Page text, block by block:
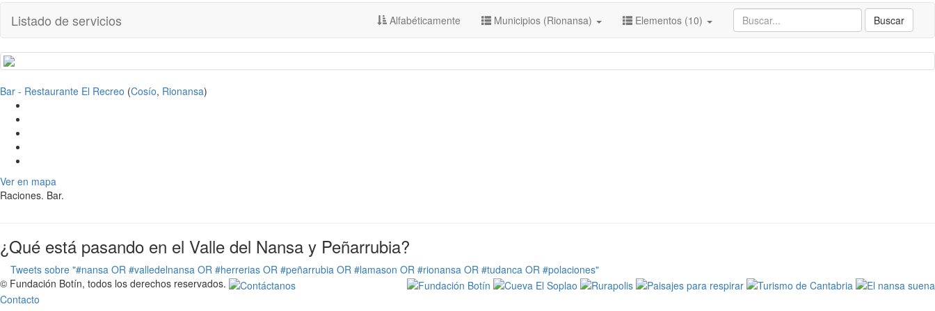
Listado de servicios Buscar
Alfabéticamente Municipios (Rionansa) Elementos (10)
Bar - Restaurante El Recreo (Cosío, Rionansa)
Ver en mapa
Raciones. Bar.
¿Qué está pasando en el Valle del Nansa y Peñarrubia?
Tweets sobre "#nansa OR #valledelnansa OR #herrerias OR #peñarrubia OR #lamason OR #rionansa OR #tudanca OR #polaciones"
© Fundación Botín, todos los derechos reservados.
Contacto